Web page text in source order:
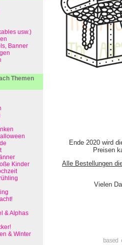
Ende 2020 wird
Preisen
Alle Bestellungen
Vielen
usw.)
Banner
Themen
Kinder
& Alphas
& Winter